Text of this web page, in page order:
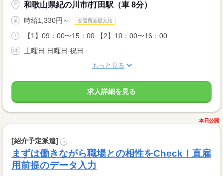
和歌山県紀の川市/打田駅（車 8分）
時給1,330円～ 交通費全額支給
【1】09：00〜15：00 【2】10：00〜16：00 ...
土曜日 日曜日 祝日
もっと見る
求人詳細を見る
本日公開
[紹介予定派遣] ?
まずは働きながら職場との相性をCheck！直雇
用前提のデータ入力